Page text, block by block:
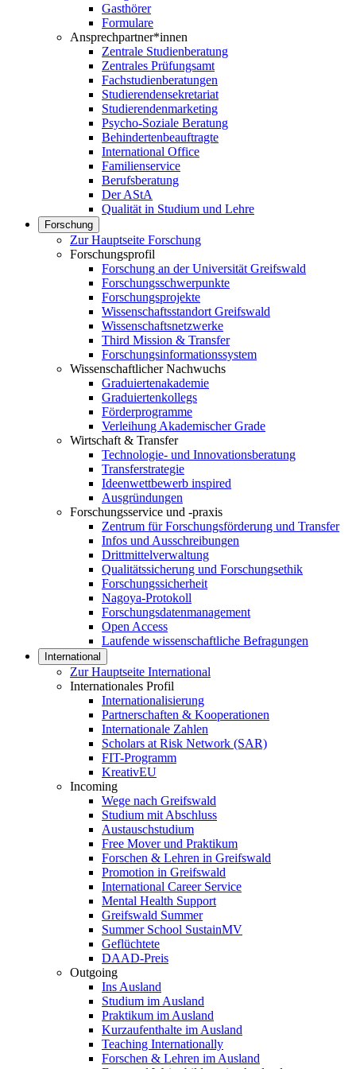
Gasthörer
Formulare
Ansprechpartner*innen
Zentrale Studienberatung
Zentrales Prüfungsamt
Fachstudienberatungen
Studierendensekretariat
Studierendenmarketing
Psycho-Soziale Beratung
Behindertenbeauftragte
International Office
Familienservice
Berufsberatung
Der AStA
Qualität in Studium und Lehre
Forschung
Zur Hauptseite Forschung
Forschungsprofil
Forschung an der Universität Greifswald
Forschungsschwerpunkte
Forschungsprojekte
Wissenschaftsstandort Greifswald
Wissenschaftsnetzwerke
Third Mission & Transfer
Forschungsinformationssystem
Wissenschaftlicher Nachwuchs
Graduiertenakademie
Graduiertenkollegs
Förderprogramme
Verleihung Akademischer Grade
Wirtschaft & Transfer
Technologie- und Innovationsberatung
Transferstrategie
Ideenwettbewerb inspired
Ausgründungen
Forschungsservice und -praxis
Zentrum für Forschungsförderung und Transfer
Infos und Ausschreibungen
Drittmittelverwaltung
Qualitätssicherung und Forschungsethik
Forschungssicherheit
Nagoya-Protokoll
Forschungsdatenmanagement
Open Access
Laufende wissenschaftliche Befragungen
International
Zur Hauptseite International
Internationales Profil
Internationalisierung
Partnerschaften & Kooperationen
Internationale Zahlen
Scholars at Risk Network (SAR)
FIT-Programm
KreativEU
Incoming
Wege nach Greifswald
Studium mit Abschluss
Austauschstudium
Free Mover und Praktikum
Forschen & Lehren in Greifswald
Promotion in Greifswald
International Career Service
Mental Health Support
Greifswald Summer
Summer School SustainMV
Geflüchtete
DAAD-Preis
Outgoing
Ins Ausland
Studium im Ausland
Praktikum im Ausland
Kurzaufenthalte im Ausland
Teaching Internationally
Forschen & Lehren im Ausland